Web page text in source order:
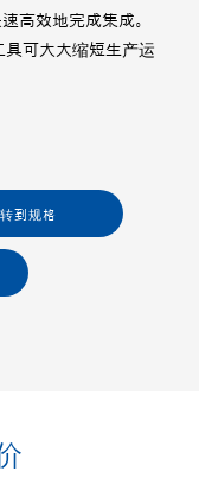
高效地完成集成。
可大大缩短生产运
转到规格